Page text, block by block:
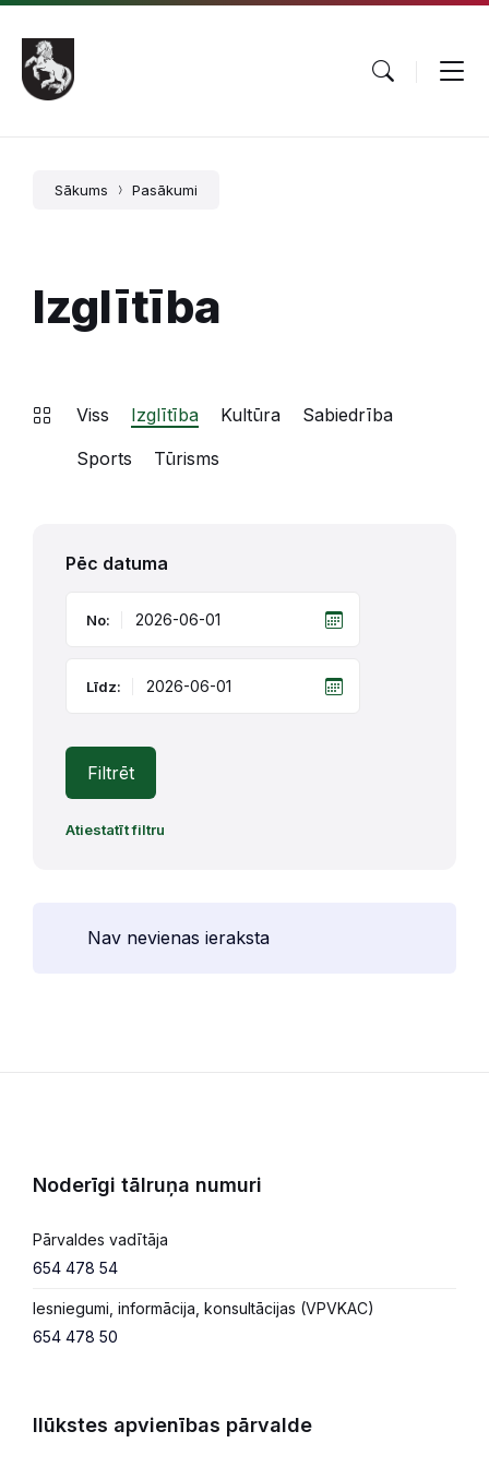
Pāriet
saturu
Skip
main
navigation
Skip
footer
Sākums Pasākumi
Izglītība
Viss Izglītība Kultūra
Sabiedrība
Sports
Tūrisms
Pēc datuma
No:
Līdz:
Filtrēt
Atiestatīt filtru
Nav nevienas ieraksta
Noderīgi tālruņa numuri
Pārvaldes vadītāja
654 478 54
Iesniegumi, informācija, konsultācijas (VPVKAC)
654 478 50
Ilūkstes apvienības pārvalde